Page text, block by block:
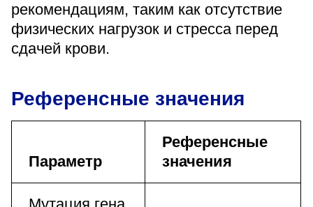
рекомендациям, таким как отсутствие
физических нагрузок и стресса перед
сдачей крови.
Референсные значения
Параметр
Референсные
значения